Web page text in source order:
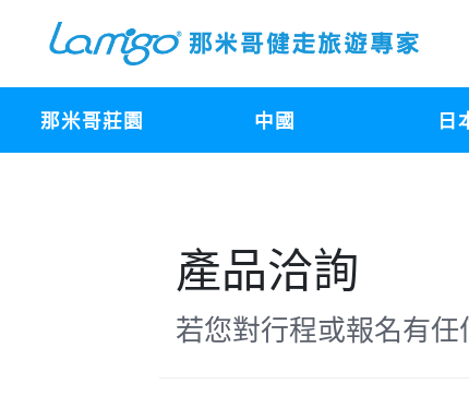
那米哥莊園 中國 日
產品洽詢
若您對行程或報名有任